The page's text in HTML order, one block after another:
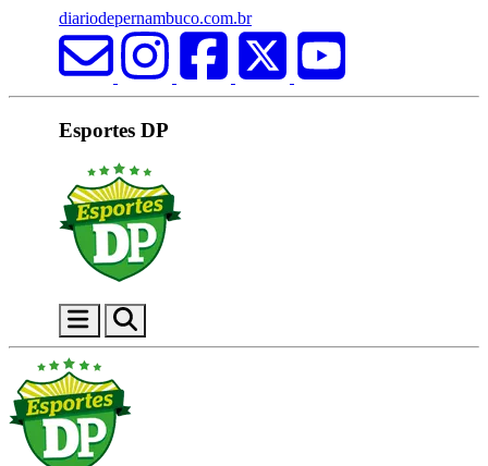
diariodepernambuco.com.br
Esportes DP